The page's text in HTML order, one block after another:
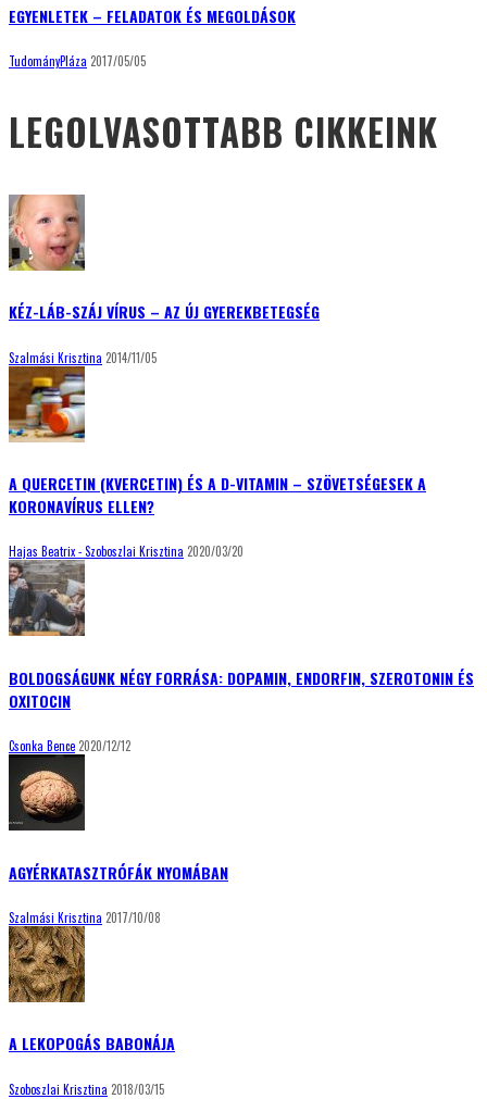
EGYENLETEK – FELADATOK ÉS MEGOLDÁSOK
TudományPláza 2017/05/05
LEGOLVASOTTABB CIKKEINK
KÉZ-LÁB-SZÁJ VÍRUS – AZ ÚJ GYEREKBETEGSÉG
Szalmási Krisztina 2014/11/05
A QUERCETIN (KVERCETIN) ÉS A D-VITAMIN – SZÖVETSÉGESEK A
KORONAVÍRUS ELLEN?
Hajas Beatrix - Szoboszlai Krisztina 2020/03/20
BOLDOGSÁGUNK NÉGY FORRÁSA: DOPAMIN, ENDORFIN, SZEROTONIN ÉS
OXITOCIN
Csonka Bence2020/12/12
AGYÉRKATASZTRÓFÁK NYOMÁBAN
Szalmási Krisztina 2017/10/08
A LEKOPOGÁS BABONÁJA
Szoboszlai Krisztina 2018/03/15